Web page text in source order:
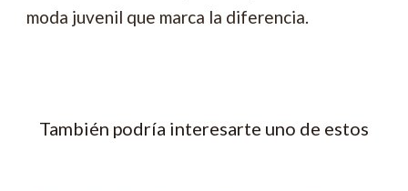
moda juvenil que marca la diferencia.
También podría interesarte uno de estos